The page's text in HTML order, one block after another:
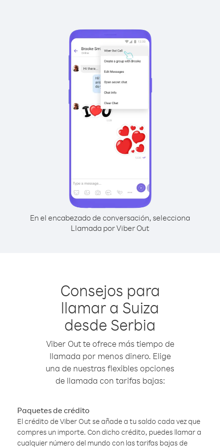
En el encabezado de conversación, selecciona
Llamada por Viber Out
Consejos para
llamar a Suiza
desde Serbia
Viber Out te ofrece más tiempo de
llamada por menos dinero. Elige
una de nuestras flexibles opciones
de llamada con tarifas bajas:
Paquetes de crédito
El crédito de Viber Out se añade a tu saldo cada vez que
compres un importe. Con dicho crédito, puedes llamar a
cualquier número del mundo con las tarifas bajas de